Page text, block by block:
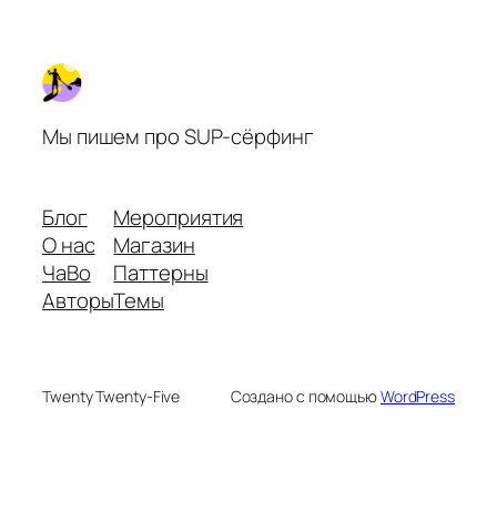
Мы пишем про SUP-сёрфинг
Блог
О нас
ЧаВо
Авторы
Мероприятия
Магазин
Паттерны
Темы
Twenty Twenty-Five Создано с помощьюWordPress